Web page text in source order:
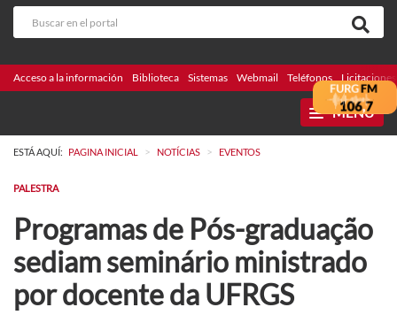
Acceso a la información Biblioteca Sistemas Webmail Teléfonos Licitaciones
MENU
ESTÁ AQUÍ: PAGINA INICIAL > NOTÍCIAS > EVENTOS
PALESTRA
Programas de Pós-graduação
sediam seminário ministrado
por docente da UFRGS